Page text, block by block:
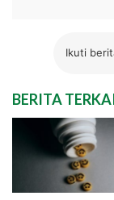
Ikuti
BERITA